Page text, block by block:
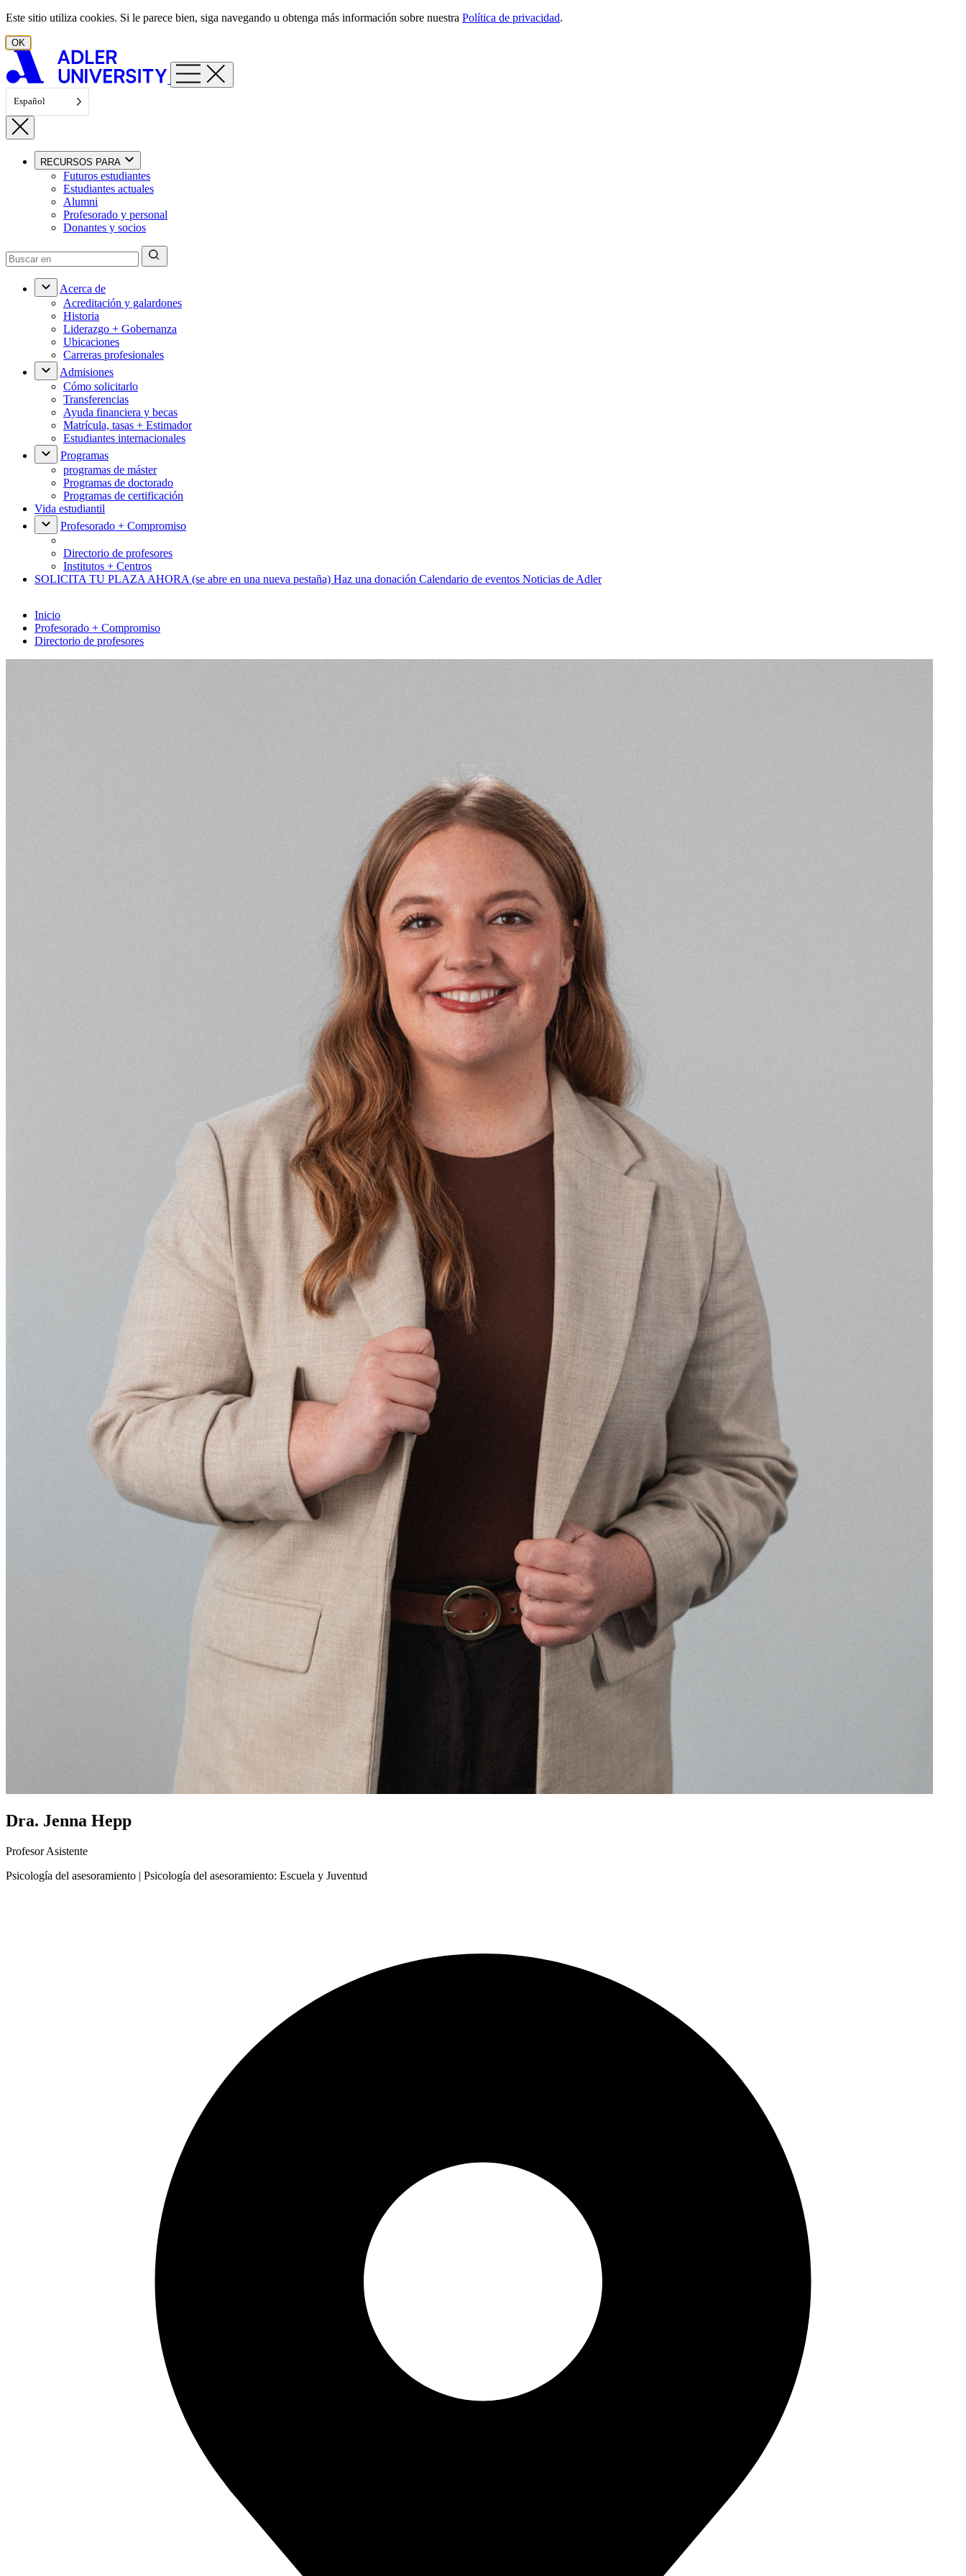
Ir al contenido
Este sitio utiliza cookies. Si le parece bien, siga navegando u obtenga más información sobre nuestra Política de privacidad.
OK
Español
RECURSOS PARA
Futuros estudiantes
Estudiantes actuales
Alumni
Profesorado y personal
Donantes y socios
Acerca de
Acreditación y galardones
Historia
Liderazgo + Gobernanza
Ubicaciones
Carreras profesionales
Admisiones
Cómo solicitarlo
Transferencias
Ayuda financiera y becas
Matrícula, tasas + Estimador
Estudiantes internacionales
Programas
programas de máster
Programas de doctorado
Programas de certificación
Vida estudiantil
Profesorado + Compromiso
Directorio de profesores
Institutos + Centros
SOLICITA TU PLAZA AHORA (se abre en una nueva pestaña) Haz una donación Calendario de eventos Noticias de Adler
Inicio
Profesorado + Compromiso
Directorio de profesores
Dra. Jenna Hepp
Profesor Asistente
Psicología del asesoramiento | Psicología del asesoramiento: Escuela y Juventud